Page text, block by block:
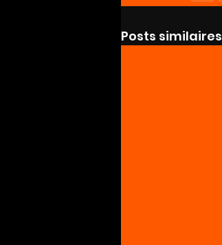
Posts similaires